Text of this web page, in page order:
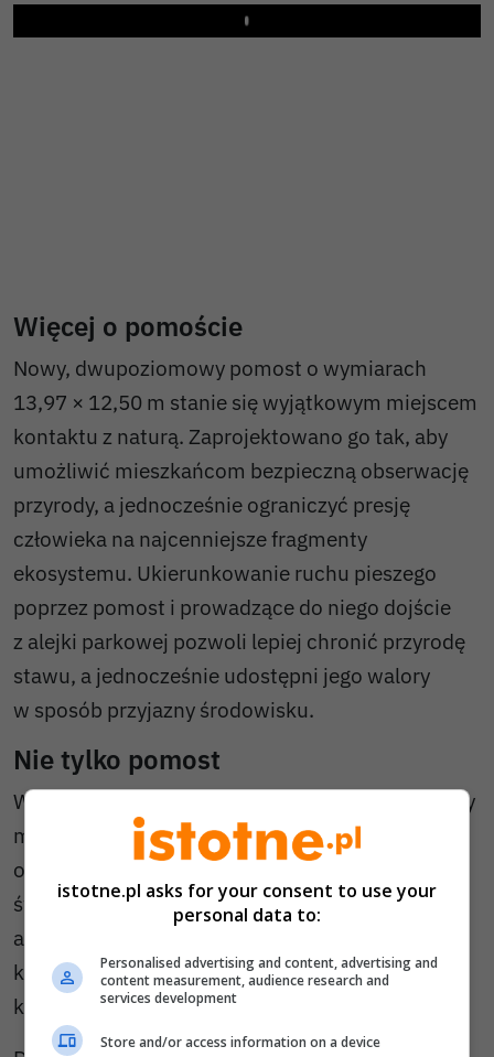
Play
Więcej o pomoście
Nowy, dwupoziomowy pomost o wymiarach
13,97 × 12,50 m stanie się wyjątkowym miejscem
kontaktu z naturą. Zaprojektowano go tak, aby
umożliwić mieszkańcom bezpieczną obserwację
przyrody, a jednocześnie ograniczyć presję
człowieka na najcenniejsze fragmenty
ekosystemu. Ukierunkowanie ruchu pieszego
poprzez pomost i prowadzące do niego dojście
z alejki parkowej pozwoli lepiej chronić przyrodę
stawu, a jednocześnie udostępni jego walory
w sposób przyjazny środowisku.
Nie tylko pomost
W ramach inwestycji powstaną również elementy
małej architektury – ławki i kwietniki, parkowe
oświetlenie w postaci słupków i listew
świetlnych, wykonana zostanie korekta skarp,
a teren wzbogacą nowe nasadzenia, w tym
kolekcja róż historycznych oraz trawy ozdobne,
które podkreślą naturalny charakter przestrzeni.
istotne.pl asks for your consent to use your
personal data to:
Personalised advertising and content, advertising and
content measurement, audience research and
services development
Store and/or access information on a device